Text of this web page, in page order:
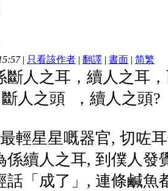
| 只看該作者 | 翻譯 | 書面 | 简繁
斷人之耳，續人之耳
斷人之頭 ，續人之頭?
輕星星嘅器官, 切咗
係續人之耳, 到僕人發
話「成了」, 連條鹹魚